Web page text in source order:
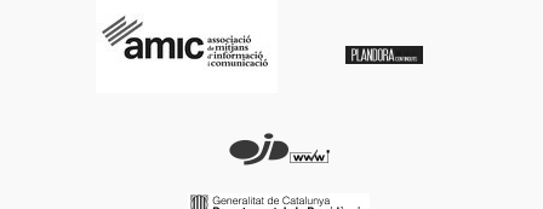
Bell-lloc per la Independència fa una
convocatòria en suport dels docents de
les Illes Balears